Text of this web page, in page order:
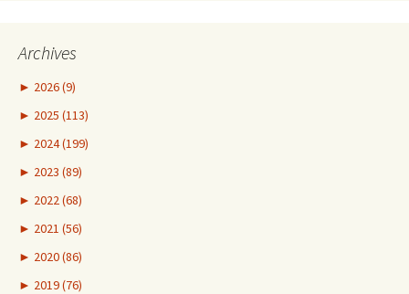
Archives
► 2026 (9)
► 2025 (113)
► 2024 (199)
► 2023 (89)
► 2022 (68)
► 2021 (56)
► 2020 (86)
► 2019 (76)